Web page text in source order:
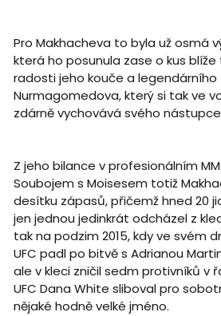
Pro Makhacheva to byla už osmá
která ho posunula zase o kus
radosti jeho kouče a
Nurmagomedova, který si tak ve
zdárně vychovává svého
Z jeho bilance v profesionálním
Soubojem s Moisesem totiž
desítku zápasů, přičemž hned 20
jen jednou jedinkrát odcházel z
tak na podzim 2015, kdy ve svém
UFC padl po bitvě s Adrianou
ale v kleci zničil sedm protivníků v
UFC Dana White sliboval pro
nějaké hodně velké jméno.